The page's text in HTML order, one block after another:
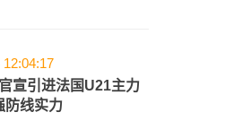
12:04:17
宣引进法国U21主力
防线实力